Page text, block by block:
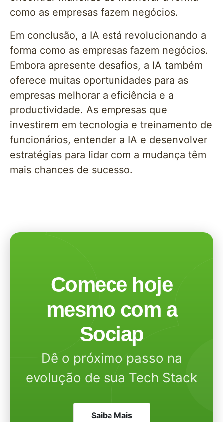
como as empresas fazem negócios.
Em conclusão, a IA está revolucionando a
forma como as empresas fazem negócios.
Embora apresente desafios, a IA também
oferece muitas oportunidades para as
empresas melhorar a eficiência e a
productividade. As empresas que
investirem em tecnologia e treinamento de
funcionários, entender a IA e desenvolver
estratégias para lidar com a mudança têm
mais chances de sucesso.
Comece hoje
mesmo com a
Sociap
Dê o próximo passo na
evolução de sua Tech Stack
Saiba Mais